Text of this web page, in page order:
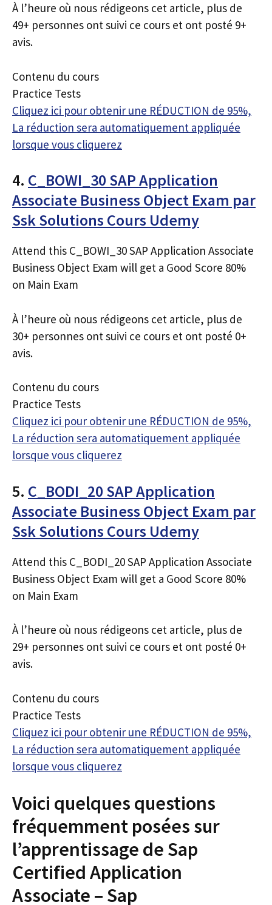
À l’heure où nous rédigeons cet article, plus de
49+ personnes ont suivi ce cours et ont posté 9+
avis.
Contenu du cours
Practice Tests
Cliquez ici pour obtenir une RÉDUCTION de 95%,
La réduction sera automatiquement appliquée
lorsque vous cliquerez
4. C_BOWI_30 SAP Application
Associate Business Object Exam par
Ssk Solutions Cours Udemy
Attend this C_BOWI_30 SAP Application Associate
Business Object Exam will get a Good Score 80%
on Main Exam
À l’heure où nous rédigeons cet article, plus de
30+ personnes ont suivi ce cours et ont posté 0+
avis.
Contenu du cours
Practice Tests
Cliquez ici pour obtenir une RÉDUCTION de 95%,
La réduction sera automatiquement appliquée
lorsque vous cliquerez
5. C_BODI_20 SAP Application
Associate Business Object Exam par
Ssk Solutions Cours Udemy
Attend this C_BODI_20 SAP Application Associate
Business Object Exam will get a Good Score 80%
on Main Exam
À l’heure où nous rédigeons cet article, plus de
29+ personnes ont suivi ce cours et ont posté 0+
avis.
Contenu du cours
Practice Tests
Cliquez ici pour obtenir une RÉDUCTION de 95%,
La réduction sera automatiquement appliquée
lorsque vous cliquerez
Voici quelques questions
fréquemment posées sur
l’apprentissage de Sap
Certified Application
Associate – Sap